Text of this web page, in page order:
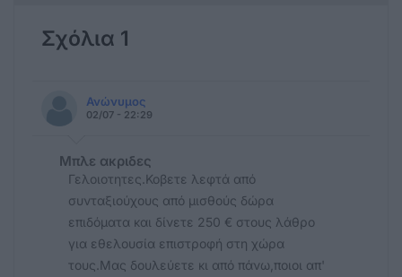
Σχόλια 1
Ανώνυμος
02/07 - 22:29
Μπλε ακριδες
Γελοιοτητες.Κοβετε λεφτά από
συνταξιούχους από μισθούς δώρα
επιδόματα και δίνετε 250 € στους λάθρο
για εθελουσία επιστροφή στη χώρα
τους.Μας δουλεύετε κι από πάνω,ποιοι απ'